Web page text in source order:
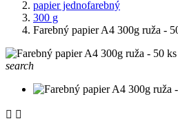
papier jednofarebný
300 g
Farebný papier A4 300g ruža -
search
 